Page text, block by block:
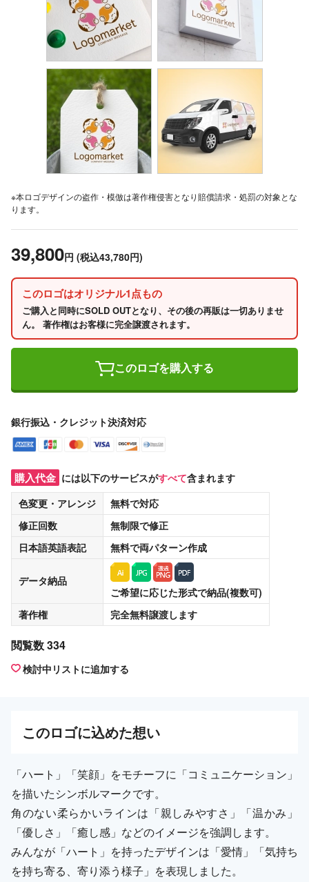
※本ロゴデザインの盗作・模倣は著作権侵害となり賠償請求・処罰の対象とな
ります。
39,800円 (税込43,780円)
このロゴはオリジナル1点もの
ご購入と同時にSOLD OUTとなり、その後の再販は一切ありませ
ん。 著作権はお客様に完全譲渡されます。
このロゴを購入する
銀行振込・クレジット決済対応
購入代金 には以下のサービスがすべて含まれます
色変更・アレンジ
無料で対応
修正回数
無制限で修正
日本語英語表記
無料で両パターン作成
データ納品
ご希望に応じた形式で納品(複数可)
著作権
完全無料譲渡します
閲覧数 334
検討中リストに追加する
このロゴに込めた想い
「ハート」「笑顔」をモチーフに「コミュニケーション」
を描いたシンボルマークです。
角のない柔らかいラインは「親しみやすさ」「温かみ」
「優しさ」「癒し感」などのイメージを強調します。
みんなが「ハート」を持ったデザインは「愛情」「気持ち
を持ち寄る、寄り添う様子」を表現しました。